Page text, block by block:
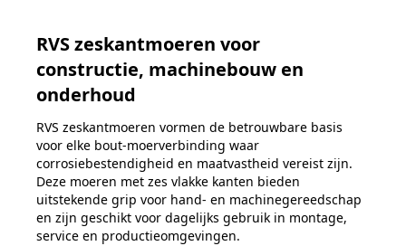
RVS zeskantmoeren voor
constructie, machinebouw en
onderhoud
RVS zeskantmoeren vormen de betrouwbare basis
voor elke bout‑moerverbinding waar
corrosiebestendigheid en maatvastheid vereist zijn.
Deze moeren met zes vlakke kanten bieden
uitstekende grip voor hand- en machinegereedschap
en zijn geschikt voor dagelijks gebruik in montage,
service en productieomgevingen.